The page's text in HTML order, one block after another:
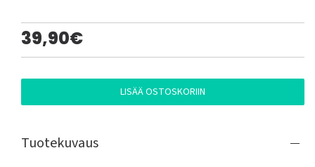
39,90€
LISÄÄ OSTOSKORIIN
Tuotekuvaus